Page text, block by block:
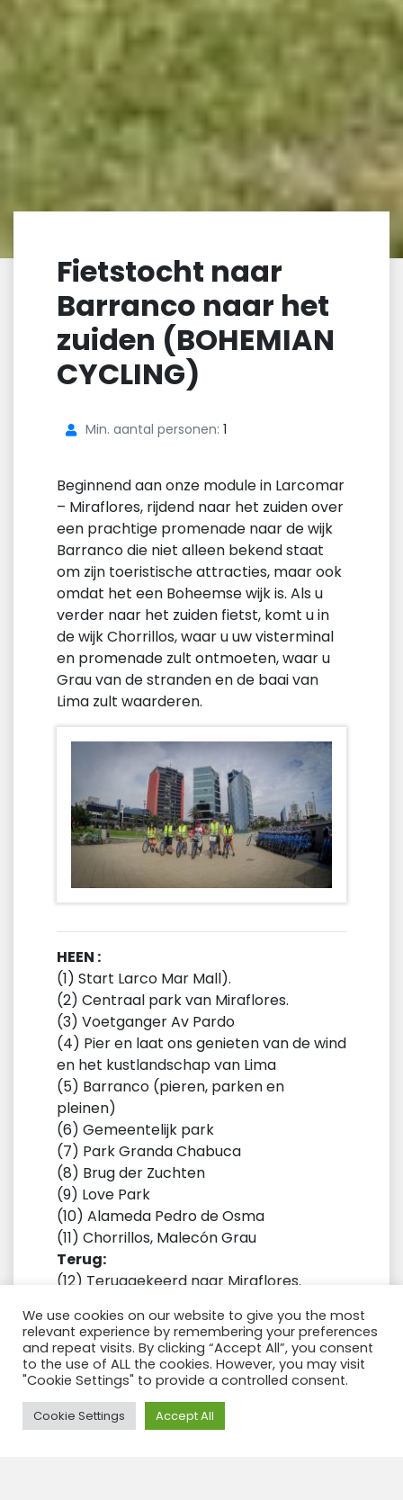
Fietstocht naar
Barranco naar het
zuiden (BOHEMIAN
CYCLING)
Min. aantal personen: 1
Beginnend aan onze module in Larcomar
– Miraflores, rijdend naar het zuiden over
een prachtige promenade naar de wijk
Barranco die niet alleen bekend staat
om zijn toeristische attracties, maar ook
omdat het een Boheemse wijk is. Als u
verder naar het zuiden fietst, komt u in
de wijk Chorrillos, waar u uw visterminal
en promenade zult ontmoeten, waar u
Grau van de stranden en de baai van
Lima zult waarderen.
HEEN :
(1) Start Larco Mar Mall).
(2) Centraal park van Miraflores.
(3) Voetganger Av Pardo
(4) Pier en laat ons genieten van de wind
en het kustlandschap van Lima
(5) Barranco (pieren, parken en
pleinen)
(6) Gemeentelijk park
(7) Park Granda Chabuca
(8) Brug der Zuchten
(9) Love Park
(10) Alameda Pedro de Osma
(11) Chorrillos, Malecón Grau
Terug:
(12) Teruggekeerd naar Miraflores.
Inbegrepen
Engels sprekende gids
Fietsen / Duur: van 2 tot 3 uur
Niet inbegrepen
We use cookies on our website to give you the most
relevant experience by remembering your preferences
and repeat visits. By clicking “Accept All”, you consent
to the use of ALL the cookies. However, you may visit
"Cookie Settings" to provide a controlled consent.
Cookie Settings Accept All